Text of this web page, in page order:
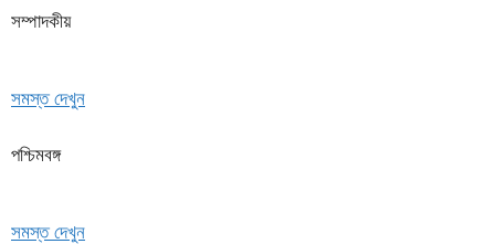
সম্পাদকীয়
সমস্ত দেখুন
পশ্চিমবঙ্গ
সমস্ত দেখুন